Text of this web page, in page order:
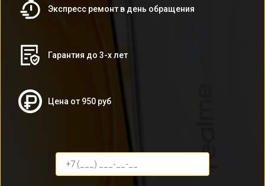
Экспресс ремонт в день обращения
Гарантия до 3-х лет
Цена от 950 руб